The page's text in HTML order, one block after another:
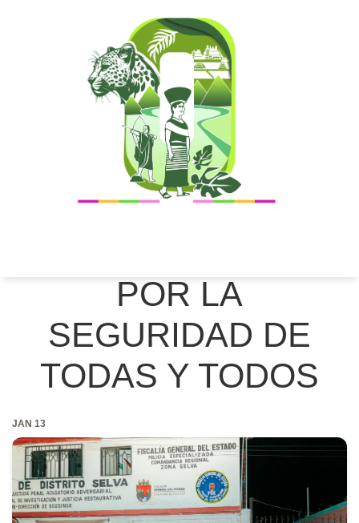
PROTECCIÓN CIVIL
OPERATIVO
IMPLEMENTADO EN
BARES Y CANTINAS
POR LA
SEGURIDAD DE
TODAS Y TODOS
JAN 13